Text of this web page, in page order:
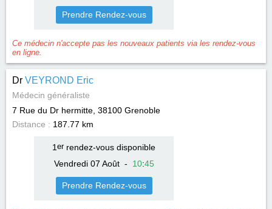
Prendre Rendez-vous
Ce médecin n'accepte pas les nouveaux patients via les rendez-vous
en ligne.
Dr VEYROND Eric
Médecin généraliste
7 Rue du Dr hermitte, 38100 Grenoble
Distance : 187.77 km
1 errendez-vous disponible
Vendredi 07 Août- 10:45
Prendre Rendez-vous